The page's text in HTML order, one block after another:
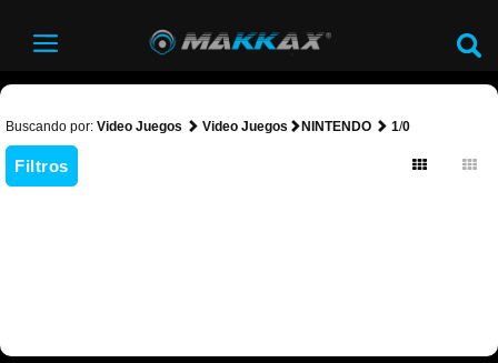
Buscando por: Video Juegos Video Juegos NINTENDO 1/0
Filtros